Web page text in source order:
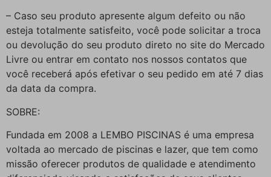
– Caso seu produto apresente algum defeito ou não
esteja totalmente satisfeito, você pode solicitar a troca
ou devolução do seu produto direto no site do Mercado
Livre ou entrar em contato nos nossos contatos que
você receberá após efetivar o seu pedido em até 7 dias
da data da compra.
SOBRE:
Fundada em 2008 a LEMBO PISCINAS é uma empresa
voltada ao mercado de piscinas e lazer, que tem como
missão oferecer produtos de qualidade e atendimento